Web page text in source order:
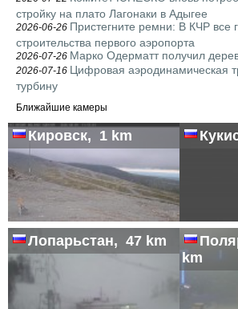
стройку на плато Лагонаки в Адыгее
2026-06-26 Пристегните ремни: В КЧР все
строительства первого аэропорта
2026-07-26 Марко Одерматт получил
2026-07-16 Цифровая аэродинамическая
турбину
Ближайшие камеры
Кировск, 1 km
Лопарьстан, 47 km
km